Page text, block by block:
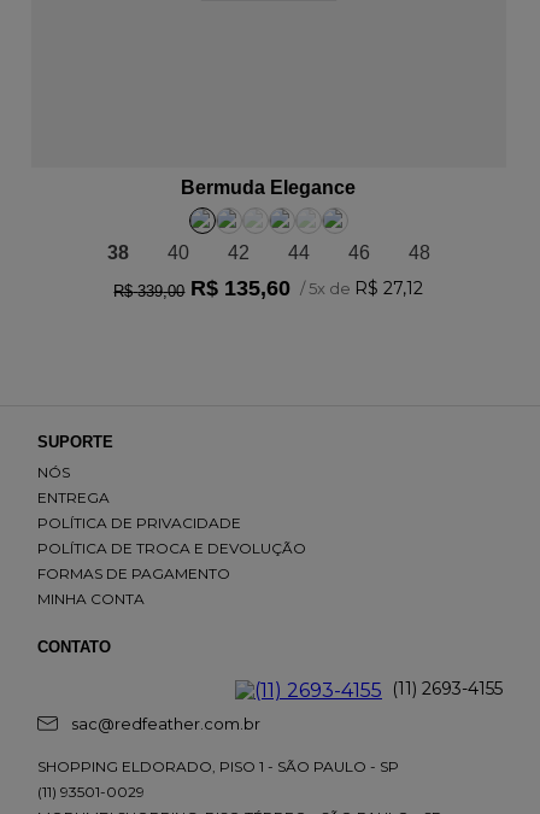
Bermuda Elegance
38 40 42 44 46 48
R$ 339,00 R$ 135,60 /5x de R$ 27,12
SUPORTE
NÓS
ENTREGA
POLÍTICA DE PRIVACIDADE
POLÍTICA DE TROCA E DEVOLUÇÃO
FORMAS DE PAGAMENTO
MINHA CONTA
CONTATO
(11) 2693-4155
sac@redfeather.com.br
SHOPPING ELDORADO, PISO 1 - SÃO PAULO - SP
(11) 93501-0029